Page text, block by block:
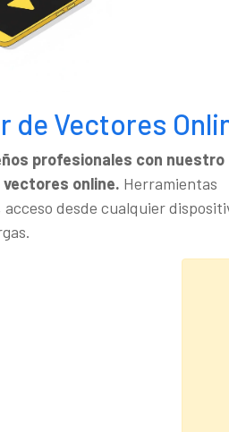
de Vectores
profesionales con nuestro
online. Herramientas
desde cualquier